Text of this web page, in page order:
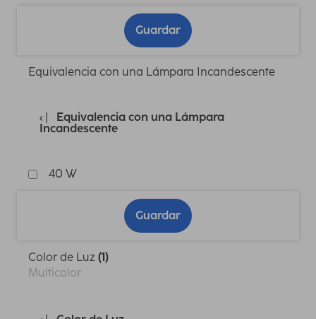
Guardar
Equivalencia con una Lámpara Incandescente
Equivalencia con una Lámpara
Incandescente
40 W
Guardar
Color de Luz (1)
Multicolor